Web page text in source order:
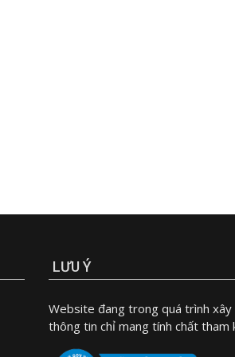
LƯU Ý
Website đang trong quá trình
thông tin chỉ mang tính chất tham